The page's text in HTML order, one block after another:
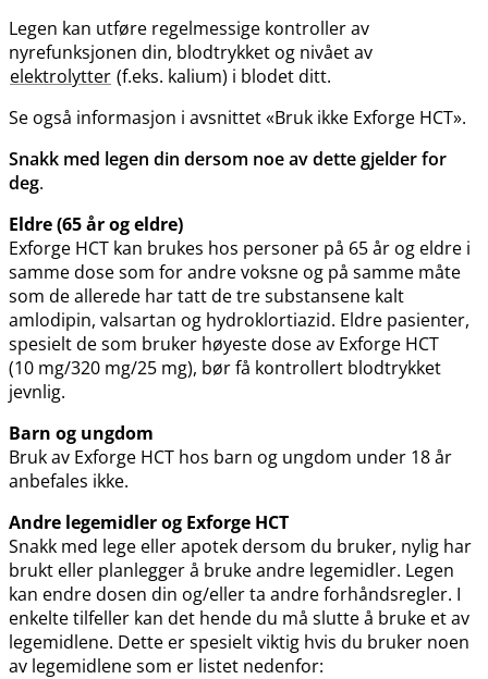
Legen kan utføre regelmessige kontroller av
nyrefunksjonen din, blodtrykket og nivået av
elektrolytter (f.eks. kalium) i blodet ditt.
Se også informasjon i avsnittet «Bruk ikke Exforge HCT».
Snakk med legen din dersom noe av dette gjelder for
deg.
Eldre (65 år og eldre)
Exforge HCT kan brukes hos personer på 65 år og eldre i
samme dose som for andre voksne og på samme måte
som de allerede har tatt de tre substansene kalt
amlodipin, valsartan og hydroklortiazid. Eldre pasienter,
spesielt de som bruker høyeste dose av Exforge HCT
(10 mg/320 mg/25 mg), bør få kontrollert blodtrykket
jevnlig.
Barn og ungdom
Bruk av Exforge HCT hos barn og ungdom under 18 år
anbefales ikke.
Andre legemidler og Exforge HCT
Snakk med lege eller apotek dersom du bruker, nylig har
brukt eller planlegger å bruke andre legemidler. Legen
kan endre dosen din og​/​eller ta andre forhåndsregler. I
enkelte tilfeller kan det hende du må slutte å bruke et av
legemidlene. Dette er spesielt viktig hvis du bruker noen
av legemidlene som er listet nedenfor: